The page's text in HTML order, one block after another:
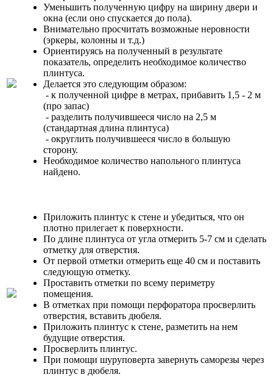
Уменьшить полученную цифру на ширину двери и
окна (если оно спускается до пола).
Внимательно просчитать возможные неровности
(эркеры, колонны и т.д.)
Ориентируясь на полученный в результате
показатель, определить необходимое количество
плинтуса.
Делается это следующим образом:
- к полученной цифре в метрах, прибавить 1,5 - 2 м
(про запас)
- разделить получившееся число на 2,5 м
(стандартная длина плинтуса)
- округлить получившееся число в большую
сторону.
Необходимое количество напольного плинтуса
найдено.
Приложить плинтус к стене и убедиться, что он
плотно прилегает к поверхности.
По длине плинтуса от угла отмерить 5-7 см и сделать
отметку для отверстия.
От первой отметки отмерить еще 40 см и поставить
следующую отметку.
Проставить отметки по всему периметру
помещения.
В отметках при помощи перфоратора просверлить
отверстия, вставить дюбеля.
Приложить плинтус к стене, разметить на нем
будущие отверстия.
Просверлить плинтус.
При помощи шуруповерта завернуть саморезы через
плинтус в дюбеля.